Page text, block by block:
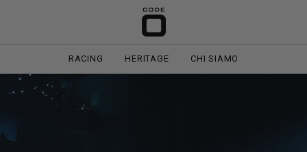
RACING HERITAGE CHI SIAMO